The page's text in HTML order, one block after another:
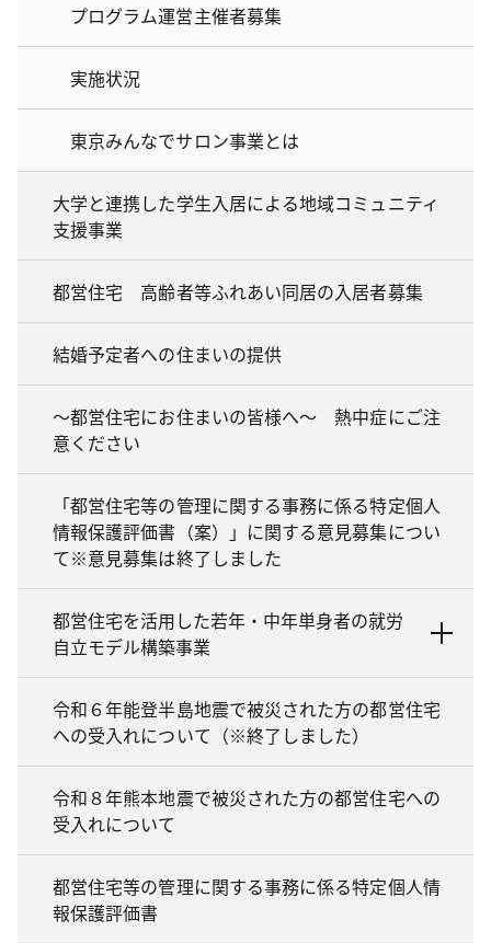
プログラム運営主催者募集
実施状況
東京みんなでサロン事業とは
大学と連携した学生入居による地域コミュニティ
支援事業
都営住宅 高齢者等ふれあい同居の入居者募集
結婚予定者への住まいの提供
～都営住宅にお住まいの皆様へ～ 熱中症にご注
意ください
「都営住宅等の管理に関する事務に係る特定個人
情報保護評価書（案）」に関する意見募集につい
て※意見募集は終了しました
都営住宅を活用した若年・中年単身者の就労
自立モデル構築事業
令和６年能登半島地震で被災された方の都営住宅
への受入れについて（※終了しました）
令和８年熊本地震で被災された方の都営住宅への
受入れについて
都営住宅等の管理に関する事務に係る特定個人情
報保護評価書